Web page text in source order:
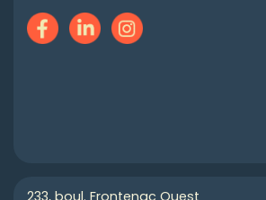
233, boul. Frontenac Ouest